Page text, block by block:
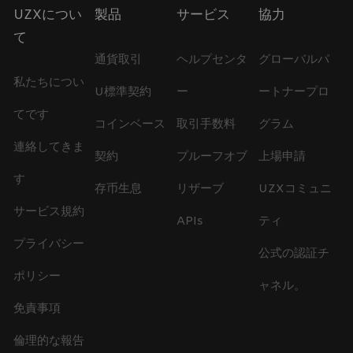
UZXについ
て
私たちについ
てです
連絡してきま
す
サービス規約
プライバシー
ポリシー
免責事項
倫理的な報告
製品
通貨取引
U標準契約
コインベース
契約
存币生息
サービス
ヘルプセンタ
ー
取引手数料
プルーフオブ
リザーブ
APIs
協力
グローバルパ
ートナープロ
グラム
上場申請
UZXコミュニ
ティ
公式の認証チ
ャネル。